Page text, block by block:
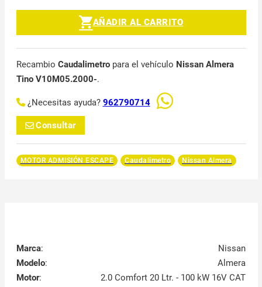
AÑADIR AL CARRITO
Recambio Caudalimetropara el vehículo Nissan Almera
Tino V10M05.2000-.
¿Necesitas ayuda? 962790714
Consultar
MOTOR ADMISIÓN ESCAPE Caudalimetro Nissan Almera
Marca:
Nissan
Modelo:
Almera
Motor: 2.0 Comfort 20 Ltr. - 100 kW 16V CAT